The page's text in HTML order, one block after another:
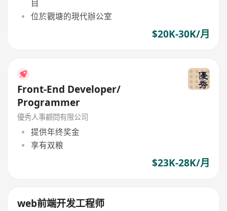
目
位於觀塘的現代辦公室
$20K-30K/月
Front-End Developer/
Programmer
優秀人事顧問有限公司
提供年终奖金
享有双粮
$23K-28K/月
web前端开发工程师